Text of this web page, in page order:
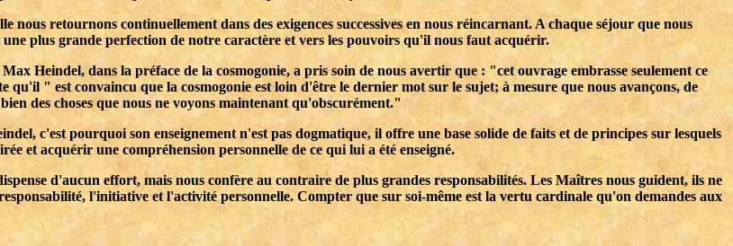
nous retournons continuellement dans des exigences successives en nous réincarnant. A chaque séjour que nous
plus grande perfection de notre caractère et vers les pouvoirs qu'il nous faut acquérir.
Heindel, dans la préface de la cosmogonie, a pris soin de nous avertir que : "cet ouvrage embrasse seulement ce
" est convaincu que la cosmogonie est loin d'être le dernier mot sur le sujet; à mesure que nous avançons, de
des choses que nous ne voyons maintenant qu'obscurément."
c'est pourquoi son enseignement n'est pas dogmatique, il offre une base solide de faits et de principes sur lesquels
et acquérir une compréhension personnelle de ce qui lui a été enseigné.
d'aucun effort, mais nous confère au contraire de plus grandes responsabilités. Les Maîtres nous guident, ils ne
l'initiative et l'activité personnelle. Compter que sur soi-même est la vertu cardinale qu'on demandes aux